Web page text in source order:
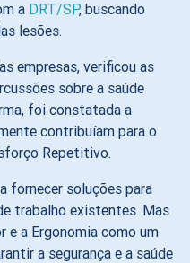
a DRT/SP, buscando
lesões.
empresas, verificou as
sobre a saúde
foi constatada a
contribuíam para o
Repetitivo.
fornecer soluções para
trabalho existentes. Mas
e a Ergonomia como um
a segurança e a saúde